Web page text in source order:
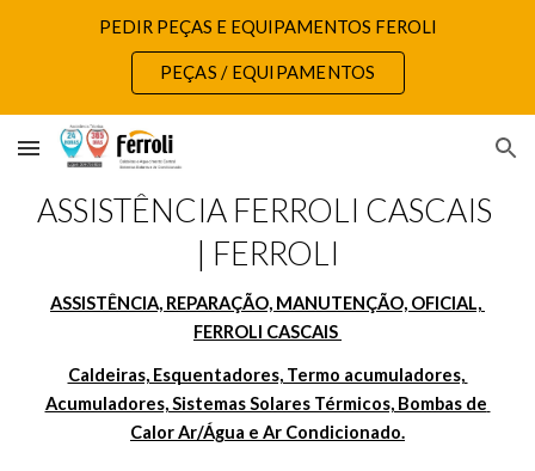
Skip to main content
PEDIR PEÇAS E EQUIPAMENTOS FEROLI
PEÇAS / EQUIPAMENTOS
ASSISTÊNCIA FERROLI CASCAIS
| FERROLI
ASSISTÊNCIA, REPARAÇÃO, MANUTENÇÃO, OFICIAL,
FERROLI CASCAIS
Caldeiras, Esquentadores, Termo acumuladores,
Acumuladores, Sistemas Solares Térmicos, Bombas de
Calor Ar/Água e Ar Condicionado.